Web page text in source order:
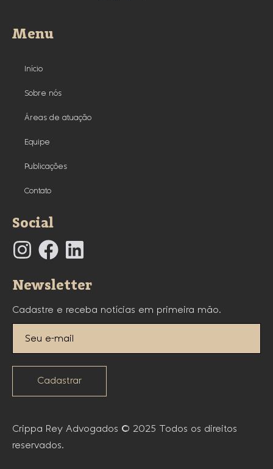
Menu
Início
Sobre nós
Áreas de atuação
Equipe
Publicações
Contato
Social
Newsletter
Cadastre e receba notícias em primeira mão.
Cadastrar
Crippa Rey Advogados © 2025 Todos os direitos
reservados.